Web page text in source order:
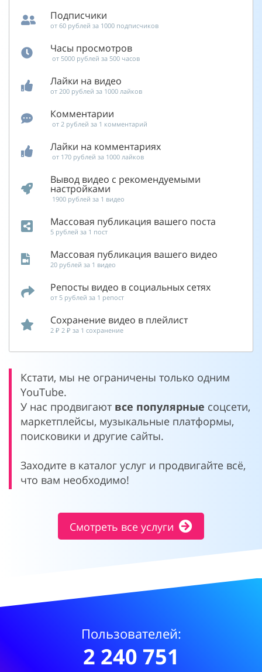
Подписчики
от 60 рублей за 1000 подписчиков
Часы просмотров
от 5000 рублей за 500 часов
Лайки на видео
от 200 рублей за 1000 лайков
Комментарии
от 2 рублей за 1 комментарий
Лайки на комментариях
от 170 рублей за 1000 лайков
Вывод видео с рекомендуемыми
настройками
1900 рублей за 1 видео
Массовая публикация вашего поста
5 рублей за 1 пост
Массовая публикация вашего видео
20 рублей за 1 видео
Репосты видео в социальных сетях
от 5 рублей за 1 репост
Сохранение видео в плейлист
2 ₽ 2 ₽ за 1 сохранение
Кстати, мы не ограничены только одним
YouTube.
У нас продвигают все популярные соцсети,
маркетплейсы, музыкальные платформы,
поисковики и другие сайты.
Заходите в каталог услуг и продвигайте всё,
что вам необходимо!
Смотреть все услуги
Пользователей:
2 240 751